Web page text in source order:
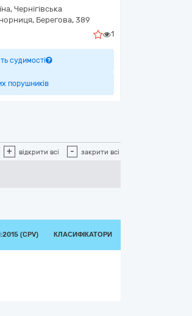
, Чернігівська
Берегова, 389
1
судимості
порушників
+ відкрити всі - закрити всі
(CPV) КЛАСИФІКАТОРИ